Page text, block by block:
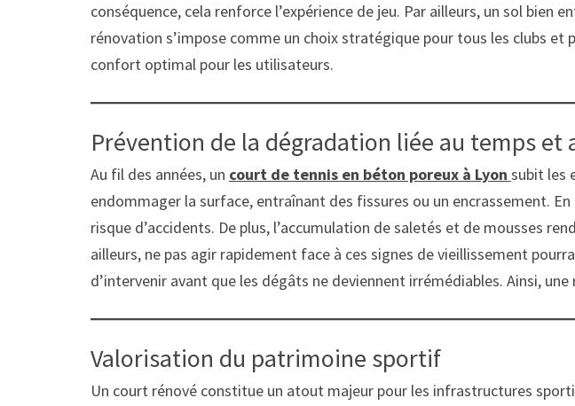
conséquence, cela renforce l’expérience de jeu. Par ailleurs, un sol
rénovation s’impose comme un choix stratégique pour tous les clubs
confort optimal pour les utilisateurs.
Prévention de la dégradation liée au temps et
Au fil des années, un court de tennis en béton poreux à Lyon subit les
endommager la surface, entraînant des fissures ou un encrassement.
risque d’accidents. De plus, l’accumulation de saletés et de mousses
ailleurs, ne pas agir rapidement face à ces signes de vieillissement
d’intervenir avant que les dégâts ne deviennent irrémédiables. Ainsi,
Valorisation du patrimoine sportif
Un court rénové constitue un atout majeur pour les infrastructures